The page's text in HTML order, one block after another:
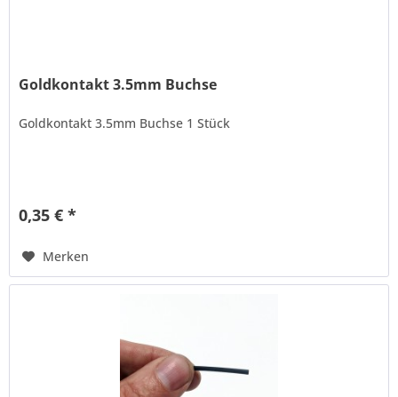
Goldkontakt 3.5mm Buchse
Goldkontakt 3.5mm Buchse 1 Stück
0,35 € *
Merken